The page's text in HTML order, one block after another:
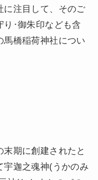
に注目して、そのご
･御朱印なども含
馬橋稲荷神社につい
期に創建されたと
宇迦之魂神(うかのみ